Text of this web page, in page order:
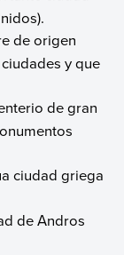
de origen
y que
de gran
ciudad griega
de Andros